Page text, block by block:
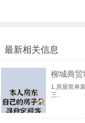
最新相关信息
柳城商贸
1.房屋简单
三..